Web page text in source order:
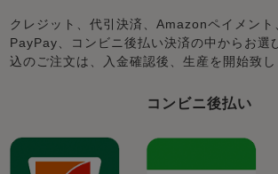
クレジット、代引決済、Amazonペイメント
PayPay、コンビニ後払い決済の中からお選
込のご注文は、入金確認後、生産を開始致し
コンビニ後払い